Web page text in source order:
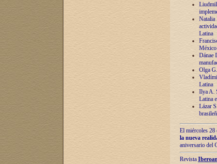
Natalia
Latina
México
Dánae
Olga
Latina
Ilya A.
Latina
Lázar
El miércoles 28
la nueva
aniversario del
Revista